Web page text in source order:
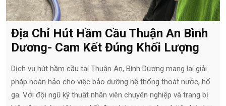
Địa Chỉ Hút Hầm Cầu Thuận An Bình
Dương- Cam Kết Đúng Khối Lượng
Dịch vụ hút hầm cầu tại Thuận An, Bình Dương mang lại giải
pháp hoàn hảo cho việc bảo dưỡng hệ thống thoát nước, hố
ga. Với đội ngũ kỹ thuật nhân viên chuyên nghiệp và trang bị